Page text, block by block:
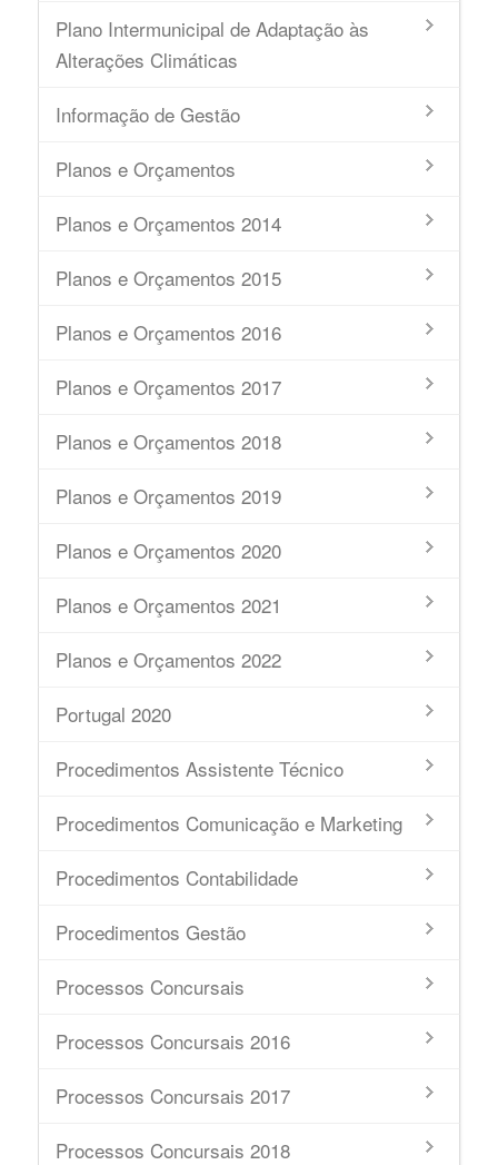
Plano Intermunicipal de Adaptação às
Alterações Climáticas
Informação de Gestão
Planos e Orçamentos
Planos e Orçamentos 2014
Planos e Orçamentos 2015
Planos e Orçamentos 2016
Planos e Orçamentos 2017
Planos e Orçamentos 2018
Planos e Orçamentos 2019
Planos e Orçamentos 2020
Planos e Orçamentos 2021
Planos e Orçamentos 2022
Portugal 2020
Procedimentos Assistente Técnico
Procedimentos Comunicação e Marketing
Procedimentos Contabilidade
Procedimentos Gestão
Processos Concursais
Processos Concursais 2016
Processos Concursais 2017
Processos Concursais 2018